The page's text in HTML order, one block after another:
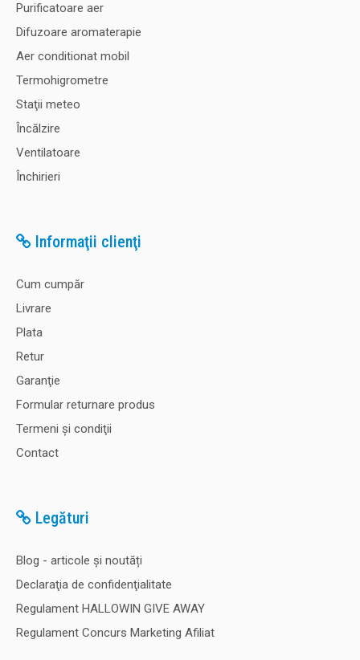
Purificatoare aer
Difuzoare aromaterapie
Aer conditionat mobil
Termohigrometre
Staţii meteo
Încălzire
Ventilatoare
Închirieri
Informaţii clienţi
Cum cumpăr
Livrare
Plata
Retur
Garanţie
Formular returnare produs
Termeni şi condiţii
Contact
Legături
Blog - articole și noutăți
Declaraţia de confidenţialitate
Regulament HALLOWIN GIVE AWAY
Regulament Concurs Marketing Afiliat